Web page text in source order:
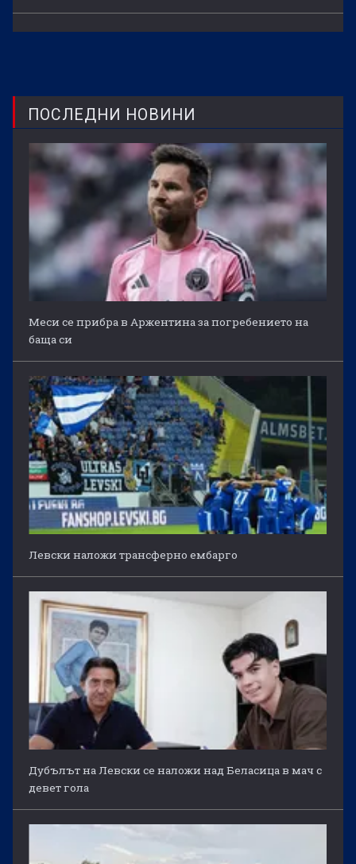
ПОСЛЕДНИ НОВИНИ
Меси се прибра в Аржентина за погребението на
баща си
Левски наложи трансферно ембарго
Дубълът на Левски се наложи над Беласица в мач с
девет гола